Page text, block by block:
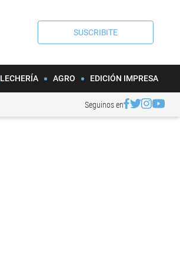
SUSCRIBITE
LECHERÍA AGRO EDICIÓN IMPRESA
Seguinos en